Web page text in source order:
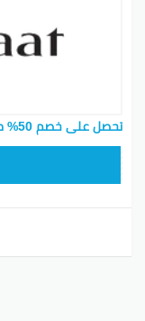
تحصل على خصم 50% مع كود وعد التركي على المكياج والعناية